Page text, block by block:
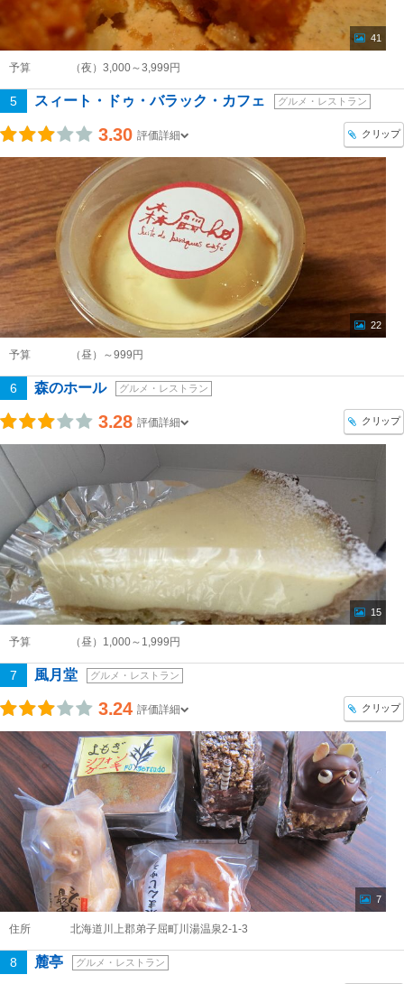
41
予算 （夜）3,000～3,999円
5 スィート・ドゥ・バラック・カフェ グルメ・レストラン
3.30 評価詳細 クリップ
22
予算 （昼）～999円
6 森のホール グルメ・レストラン
3.28 評価詳細 クリップ
15
予算 （昼）1,000～1,999円
7 風月堂 グルメ・レストラン
3.24 評価詳細 クリップ
7
住所 北海道川上郡弟子屈町川湯温泉2-1-3
8 麓亭 グルメ・レストラン